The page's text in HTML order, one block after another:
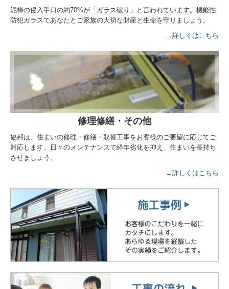
泥棒の侵入手口の約70%が「ガラス破り」と言われています。機能性
防犯ガラスであなたとご家族の大切な財産と生命を守りましょう。
→詳しくはこちら
修理修繕・その他
協邦は、住まいの修理・修繕・取替工事をお客様のご要望に応じてご
対応します。日々のメンテナンスで経年劣化を抑え、住まいを長持ち
させましょう。
→詳しくはこちら